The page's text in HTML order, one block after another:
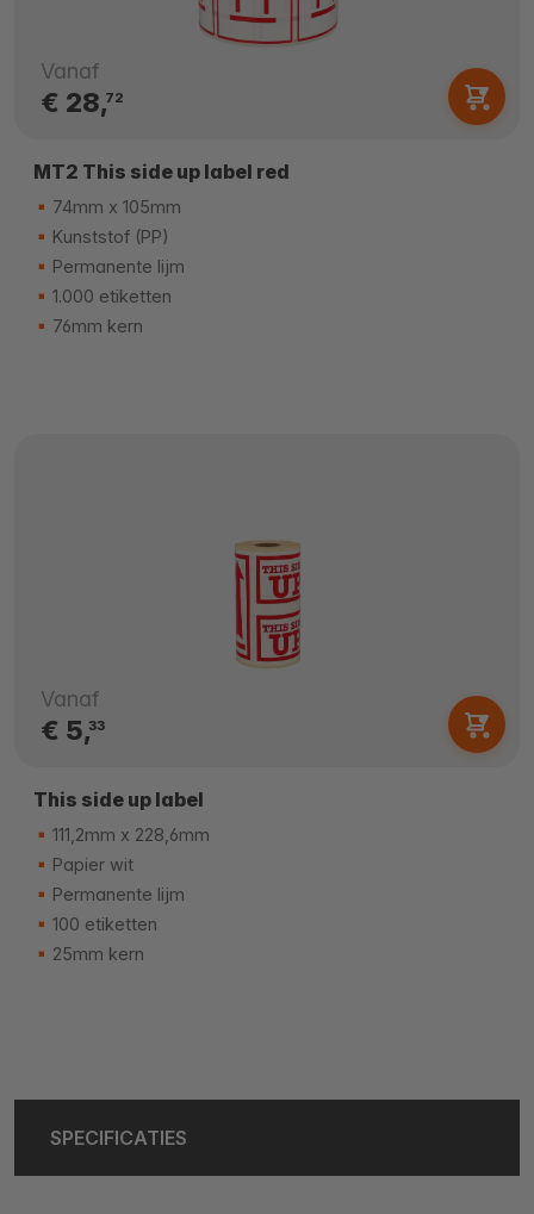
Vanaf
€ 28,72
MT2 This side up label red
74mm x 105mm
Kunststof (PP)
Permanente lijm
1.000 etiketten
76mm kern
Vanaf
€ 5,33
This side up label
111,2mm x 228,6mm
Papier wit
Permanente lijm
100 etiketten
25mm kern
SPECIFICATIES